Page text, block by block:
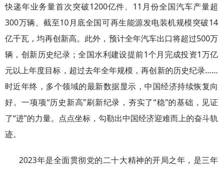
快递年业务量首次突破1200亿件、11月份全国汽车产量超
300万辆、截至10月底全国可再生能源发电装机规模突破14
亿千瓦，均再创新高。此外，预计全年汽车出口将超过500万
辆，创新历史纪录；全国水利建设提前1个月完成投资1万亿
元以上年度目标，超过去年全年规模，再创新的历史纪录……
时近年终，多个领域的最新数据显示，中国经济持续恢复向
好。一项项“历史新高”刷新纪录，夯实了“稳”的基础，见证
了“进”的力量。点点坐标，勾勒出中国经济迎难而上的奋斗轨
迹。
2023年是全面贯彻党的二十大精神的开局之年，是三年